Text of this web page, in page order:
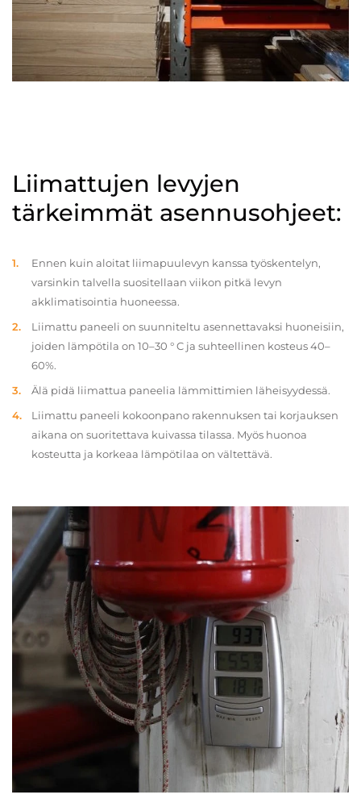
Liimattujen levyjen
tärkeimmät asennusohjeet:
Ennen kuin aloitat liimapuulevyn kanssa työskentelyn,
varsinkin talvella suositellaan viikon pitkä levyn
akklimatisointia huoneessa.
Liimattu paneeli on suunniteltu asennettavaksi huoneisiin,
joiden lämpötila on 10–30 ° C ja suhteellinen kosteus 40–
60%.
Älä pidä liimattua paneelia lämmittimien läheisyydessä.
Liimattu paneeli kokoonpano rakennuksen tai korjauksen
aikana on suoritettava kuivassa tilassa. Myös huonoa
kosteutta ja korkeaa lämpötilaa on vältettävä.